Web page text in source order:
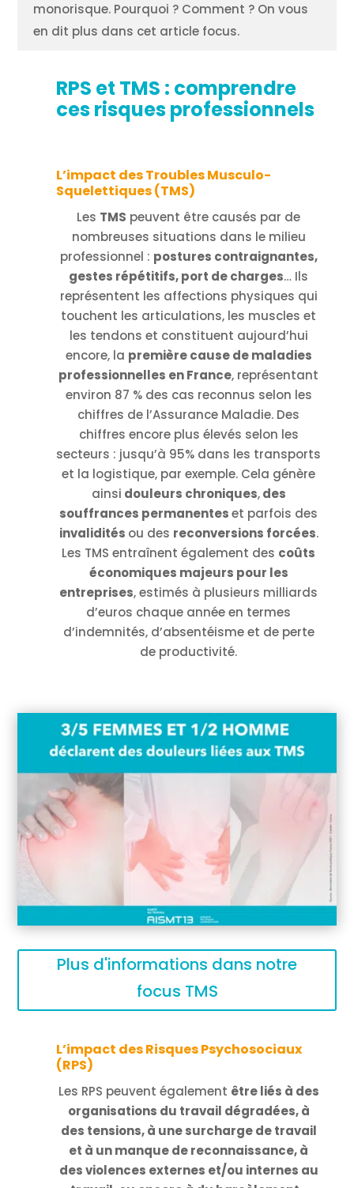
monorisque. Pourquoi ? Comment ? On vous
en dit plus dans cet article focus.
RPS et TMS : comprendre
ces risques professionnels
L’impact des Troubles Musculo-
Squelettiques (TMS)
Les TMS peuvent être causés par de
nombreuses situations dans le milieu
professionnel : postures contraignantes,
gestes répétitifs, port de charges… Ils
représentent les affections physiques qui
touchent les articulations, les muscles et
les tendons et constituent aujourd’hui
encore, la première cause de maladies
professionnelles en France, représentant
environ 87 % des cas reconnus selon les
chiffres de l’Assurance Maladie. Des
chiffres encore plus élevés selon les
secteurs : jusqu’à 95% dans les transports
et la logistique, par exemple. Cela génère
ainsi douleurs chroniques,des
souffrances permanenteset parfois des
invalidités ou des reconversions forcées.
Les TMS entraînent également des coûts
économiques majeurs pour les
entreprises, estimés à plusieurs milliards
d’euros chaque année en termes
d’indemnités, d’absentéisme et de perte
de productivité.
Plus d'informations dans notre
focus TMS
L’impact des Risques Psychosociaux
(RPS)
Les RPS peuvent également être liés à des
organisations du travail dégradées, à
des tensions, à une surcharge de travail
et à un manque de reconnaissance, à
des violences externes et/ou internes au